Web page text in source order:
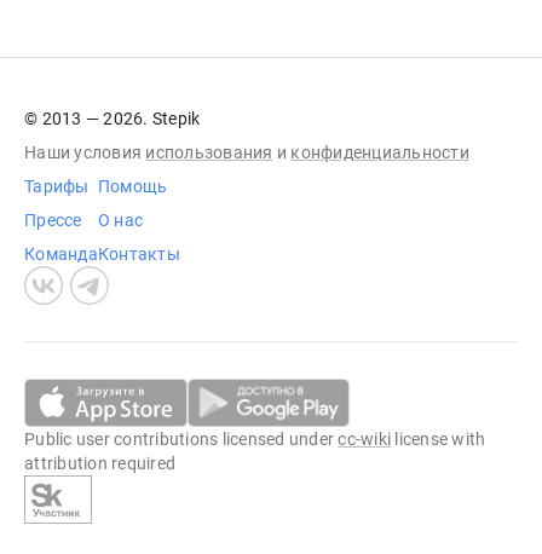
© 2013 — 2026. Stepik
Наши условия использования и конфиденциальности
Тарифы
Прессе
Команда
Помощь
О нас
Контакты
Public user contributions licensed undercc-wiki license with
attribution required